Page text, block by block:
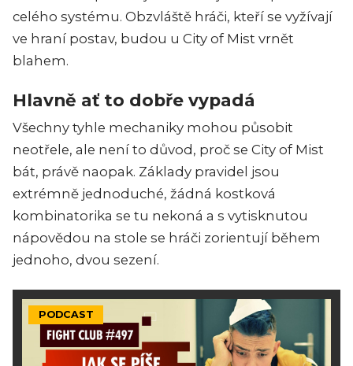
celého systému. Obzvláště hráči, kteří se vyžívají
ve hraní postav, budou u City of Mist vrnět
blahem.
Hlavně ať to dobře vypadá
Všechny tyhle mechaniky mohou působit
neotřele, ale není to důvod, proč se City of Mist
bát, právě naopak. Základy pravidel jsou
extrémně jednoduché, žádná kostková
kombinatorika se tu nekoná a s vytisknutou
nápovědou na stole se hráči zorientují během
jednoho, dvou sezení.
PODCAST